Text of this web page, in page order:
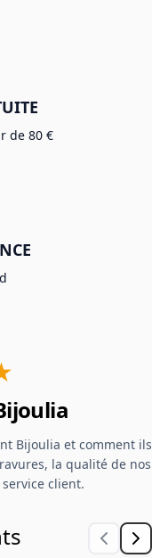
de 80 €
Bijoulia et comment ils
la qualité de nos
client.